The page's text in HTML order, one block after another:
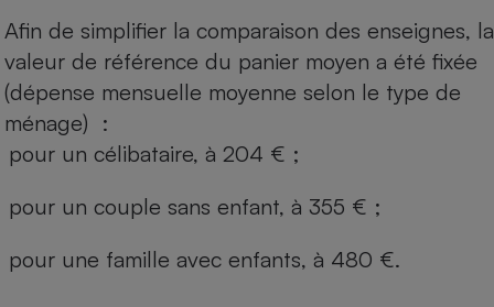
Afin de simplifier la comparaison des enseignes, la
valeur de référence du panier moyen a été fixée
(dépense mensuelle moyenne selon le type de
ménage) :
pour un célibataire, à 204 € ;
pour un couple sans enfant, à 355 € ;
pour une famille avec enfants, à 480 €.